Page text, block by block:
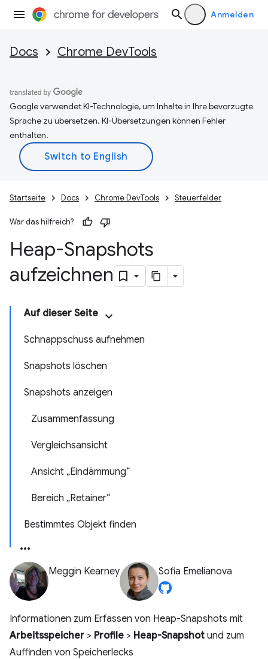
Anmelden
Docs Chrome DevTools
Google verwendet KI-Technologie, um Inhalte in Ihre bevorzugte
Sprache zu übersetzen. KI-Übersetzungen können Fehler
enthalten.
Startseite Docs Chrome DevTools Steuerfelder
War das hilfreich?
Heap-Snapshots
aufzeichnen
Auf dieser Seite
Schnappschuss aufnehmen
Snapshots löschen
Snapshots anzeigen
Zusammenfassung
Vergleichsansicht
Ansicht „Eindämmung“
Bereich „Retainer“
Bestimmtes Objekt finden
Meggin Kearney Sofia Emelianova
Informationen zum Erfassen von Heap-Snapshots mit
Arbeitsspeicher > Profile > Heap-Snapshot und zum
Auffinden von Speicherlecks